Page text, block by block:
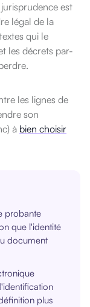
est
légal de la
qui le
les décrets par-
les lignes de
son
à bien choisir
probante
que l'identité
document
plus